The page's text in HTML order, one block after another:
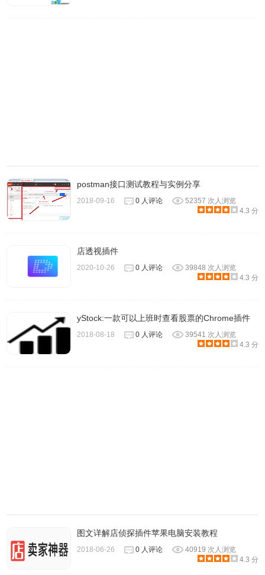
File文件： 打开或保存捕获的信息。
Edit编辑：查找或标记封包。进行全局设置。
View查看：设置Wireshark的视图
Capture捕获：设置捕捉过滤器并开始捕捉。
Analyze分析：设置分析选项。
2、快捷方式
菜单下面是一些常用的快捷键功能，鼠标指到图标上可以获
得功能说明。
大的过滤，可以迅速准确找到所需的记录。
4、封包列表
封包列表中显示所有已经捕获的封包，在这里可以看到发送
postman接口测试教程与实例分享
2018-09-16 0 人评论
52357 次人浏览
4.3 分
店透视插件
2020-10-26 0 人评论
39848 次人浏览
4.3 分
yStock:一款可以上班时查看股票的Chrome插件
2018-08-18 0 人评论
39541 次人浏览
4.3 分
图文详解店侦探插件苹果电脑安装教程
2018-06-26 0 人评论
40919 次人浏览
4.3 分